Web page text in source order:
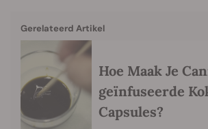
Gerelateerd Artikel
Hoe Maak Je
geïnfuseerde
Capsules?